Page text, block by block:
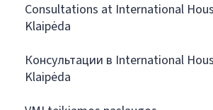
Consultations at International
Klaipėda
Консультации в International
Klaipėda